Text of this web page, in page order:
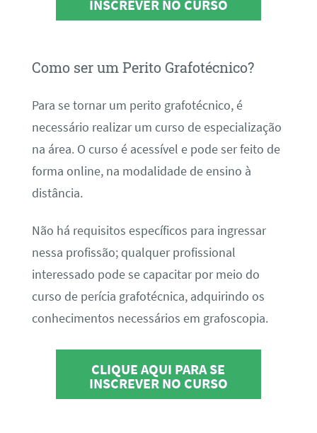
INSCREVER NO CURSO
Como ser um Perito Grafotécnico?
Para se tornar um perito grafotécnico, é
necessário realizar um curso de especialização
na área. O curso é acessível e pode ser feito de
forma online, na modalidade de ensino à
distância.
Não há requisitos específicos para ingressar
nessa profissão; qualquer profissional
interessado pode se capacitar por meio do
curso de perícia grafotécnica, adquirindo os
conhecimentos necessários em grafoscopia.
CLIQUE AQUI PARA SE
INSCREVER NO CURSO